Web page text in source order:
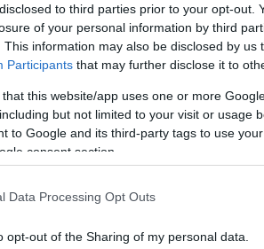
to third parties prior to your opt-out.
of your personal information by third
This information may also be disclosed by us
Participants that may further disclose it to
that this website/app uses one or more
but not limited to your visit or usage
to Google and its third-party tags to use
consent section.
Data Processing Opt Outs
opt-out of the Sharing of my personal data.
bizonyos történetekben.
változatos elképzelései voltak
furcsának ható történetet
főként képregényhősökre,
öltözékére emlékeztető
amit mára megszokottnak
(na jó, ez utóbbi azért nem áll
fénykardjával megölte a kocsma
jellegű feloldása ez egy ilyen
Legendák kontinuitás soraiba